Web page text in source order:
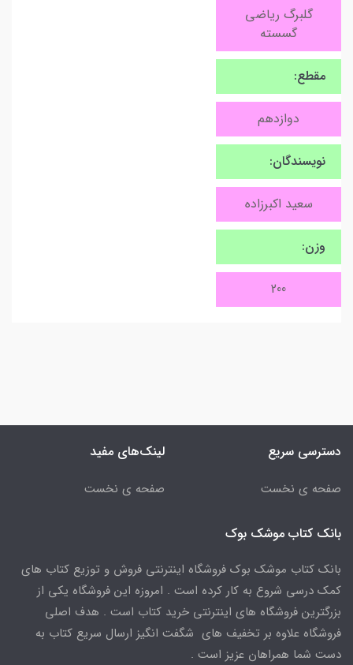
گلبرگ ریاضی
گسسته
مقطع:
دوازدهم
نویسندگان:
سعید اکبرزاده
وزن:
200
دسترسی سریع
صفحه ی نخست
لینک‌های مفید
صفحه ی نخست
بانک کتاب موشک بوک
بانک کتاب موشک بوک فروشگاه اینترنتی فروش و توزیع کتاب های
کمک درسی شروع به کار کرده است . امروزه این فروشگاه یکی از
بزرگترین فروشگاه های اینترنتی خرید کتاب است . هدف اصلی
فروشگاه علاوه بر تخفیف های شگفت انگیز ارسال سریع کتاب به
دست شما همراهان عزیز است .